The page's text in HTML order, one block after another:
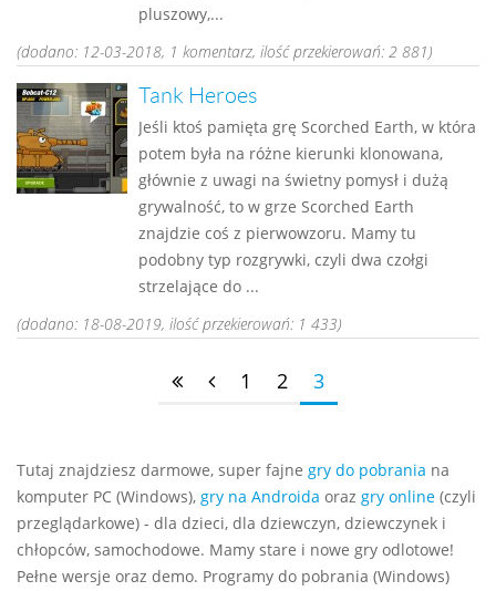
pluszowy,...
(dodano: 12-03-2018, 1 komentarz, ilość przekierowań: 2 881)
Tank Heroes
Jeśli ktoś pamięta grę Scorched Earth, w która
potem była na różne kierunki klonowana,
głównie z uwagi na świetny pomysł i dużą
grywalność, to w grze Scorched Earth
znajdzie coś z pierwowzoru. Mamy tu
podobny typ rozgrywki, czyli dwa czołgi
strzelające do ...
(dodano: 18-08-2019, ilość przekierowań: 1 433)
1 2 3
Tutaj znajdziesz darmowe, super fajne gry do pobrania na
komputer PC (Windows), gry na Androida oraz gry online (czyli
przeglądarkowe) - dla dzieci, dla dziewczyn, dziewczynek i
chłopców, samochodowe. Mamy stare i nowe gry odlotowe!
Pełne wersje oraz demo. Programy do pobrania (Windows)